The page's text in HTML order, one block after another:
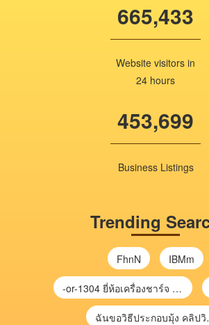
665,433
Website visitors in
24 hours
453,699
Business Listings
Trending
FhnN IBMm
-or-1304 ยี่ห้อเครื่องชาร์จ chargecore
ฉันขอวิ